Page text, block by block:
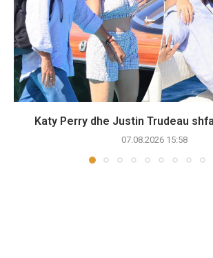
Katy Perry dhe Justin Trudeau
07.08.2026 15:58